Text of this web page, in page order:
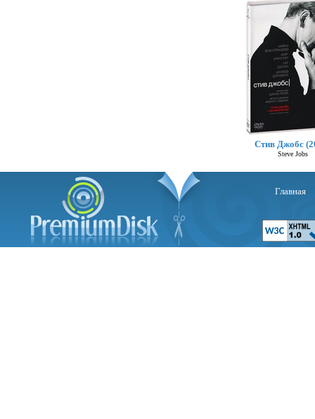
Стив Джобс
Steve Jobs
Главная